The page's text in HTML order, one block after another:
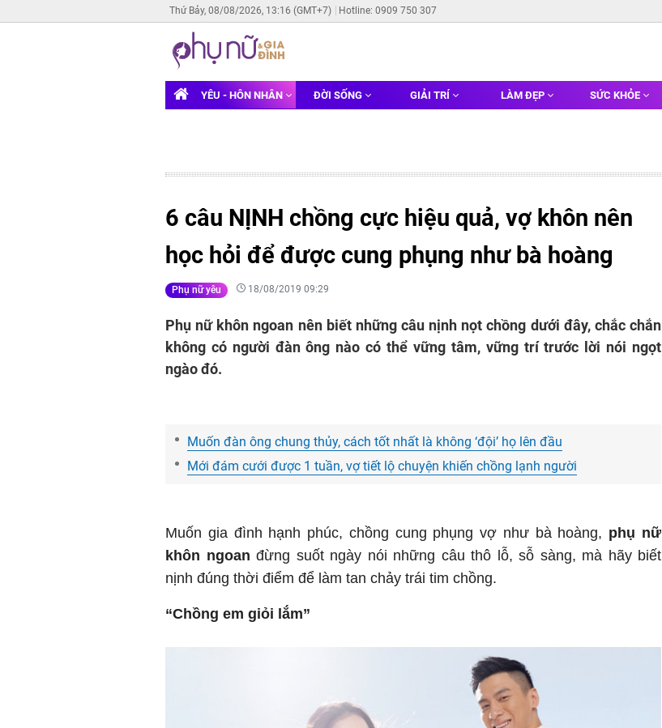
Thứ Bảy, 08/08/2026, 13:16 (GMT+7) Hotline: 0909 750 307
YÊU - HÔN NHÂN ĐỜI SỐNG GIẢI TRÍ LÀM ĐẸP SỨC KHỎE
6 câu NỊNH chồng cực hiệu quả, vợ khôn nên
học hỏi để được cung phụng như bà hoàng
Phụ nữ yêu 18/08/2019 09:29
Phụ nữ khôn ngoan nên biết những câu nịnh nọt chồng dưới đây, chắc chắn
không có người đàn ông nào có thể vững tâm, vững trí trước lời nói ngọt
ngào đó.
Muốn đàn ông chung thủy, cách tốt nhất là không ‘đội’ họ lên đầu
Mới đám cưới được 1 tuần, vợ tiết lộ chuyện khiến chồng lạnh người
Muốn gia đình hạnh phúc, chồng cung phụng vợ như bà hoàng, phụ nữ
khôn ngoan đừng suốt ngày nói những câu thô lỗ, sỗ sàng, mà hãy biết
nịnh đúng thời điểm để làm tan chảy trái tim chồng.
“Chồng em giỏi lắm”